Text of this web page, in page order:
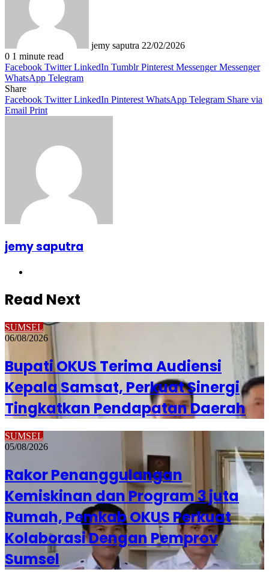
jemy saputra 22/02/2026
0 1 minute read
Facebook Twitter LinkedIn Tumblr Pinterest Messenger Messenger
WhatsApp Telegram
Share
Facebook Twitter LinkedIn Pinterest WhatsApp Telegram Share via
Email Print
jemy saputra
Read Next
SUMSEL
06/08/2026
Bupati OKUS Terima Audiensi
Kepala Samsat, Perkuat Sinergi
Tingkatkan Pendapatan Daerah
SUMSEL
05/08/2026
Rakor Penanggulangan
Kemiskinan dan Program 3 juta
Rumah, Pemkab OKUS Perkuat
Kolaborasi Dengan Pemprov
Sumsel